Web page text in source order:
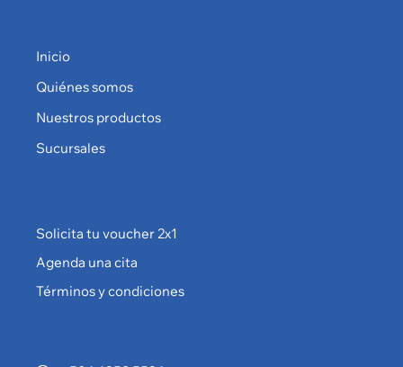
Inicio
Quiénes somos
Nuestros productos
Sucursales
Solicita tu voucher 2x1
Agenda una cita
Términos y condiciones